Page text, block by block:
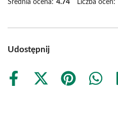
Średnia ocena: 4.74 Liczba ocen:
Udostępnij
Share
Share
Share
Share